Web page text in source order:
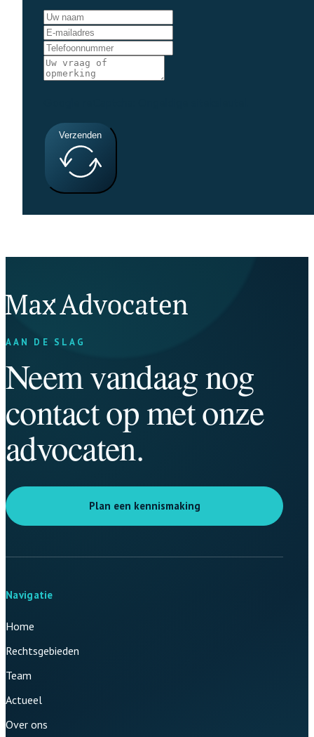
Verzenden
AAN DE SLAG
Neem vandaag nog
contact op met onze
advocaten.
Plan een kennismaking
Navigatie
Home
Rechtsgebieden
Team
Actueel
Over ons